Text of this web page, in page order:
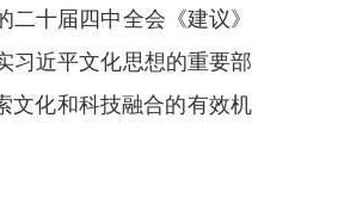
十届四中全会《建议》
习近平文化思想的重要部
文化和科技融合的有效机